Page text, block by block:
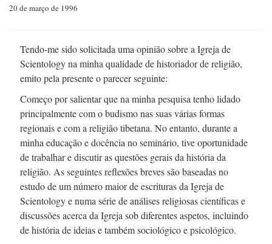
20 de março de 1996
Tendo-mesido solicitada uma opinião sobre a Igreja de
Scientology na minha qualidade de historiador de religião,
emito pela presente o parecer seguinte:
Começo por salientar que na minha pesquisa tenho lidado
principalmente com o budismo nas suas várias formas
regionais e com a religião tibetana. No entanto, durante a
minha educação e docência no seminário, tive oportunidade
de trabalhar e discutir as questões gerais da história da
religião. As seguintes reflexões breves são baseadas no
estudo de um número maior de escrituras da Igreja de
Scientology e numa série de análises religiosas científicas e
discussões acerca da Igreja sob diferentes aspetos, incluindo
de história de ideias e também sociológico e psicológico.